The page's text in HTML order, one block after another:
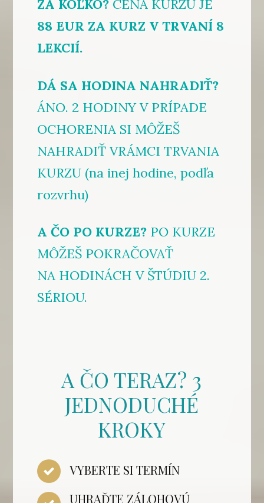
ZA KOĽKO?CENA KURZU JE
88 EUR ZA KURZ V TRVANÍ 8
LEKCIÍ.
DÁ SA HODINA NAHRADIŤ?
ÁNO. 2 HODINY V PRÍPADE
OCHORENIA SI MÔŽEŠ
NAHRADIŤ VRÁMCI TRVANIA
KURZU (na inej hodine, podľa
rozvrhu)
A ČO PO KURZE? PO KURZE
MÔŽEŠ POKRAČOVAŤ
NA HODINÁCH V ŠTÚDIU 2.
SÉRIOU.
A ČO TERAZ? 3
JEDNODUCHÉ
KROKY
VYBERTE SI TERMÍN
UHRAĎTE ZÁLOHOVÚ